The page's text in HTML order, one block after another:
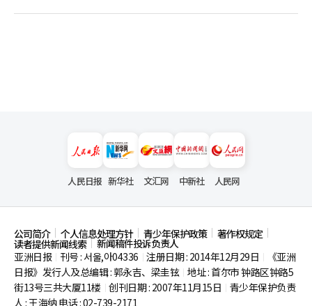
人民日报 新华社 文汇网 中新社 人民网
公司简介 个人信息处理方针 青少年保护政策 著作权规定
读者提供新闻线索
新闻稿件投诉负责人
亚洲日报
刊号 : 서울,아04336 注册日期 : 2014年12月29日
《亚洲
日报》发行人及总编辑 : 郭永吉、梁圭铉 地址 : 首尔市钟路区钟路5
街13号三共大厦11楼 创刊日期 : 2007年11月15日
青少年保护负责
人 : 王海纳 电话 : 02-739-2171